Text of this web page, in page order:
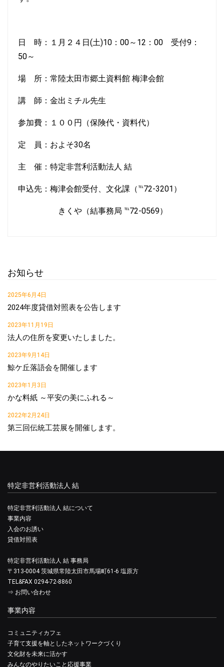
日 時：１月２４日(土)10：00～12：00 受付9：
50～
場 所：常陸太田市郷土資料館 梅津会館
講 師：金出ミチル先生
参加費：１００円（保険代・資料代）
定 員：およそ30名
主 催：特定非営利活動法人 結
申込先：梅津会館受付、文化課（℡72-3201）
きくや（結事務局 ℡72-0569）
お知らせ
2025年6月4日
2024年度貸借対照表を公告します
2023年11月19日
法人の住所を変更いたしました。
2023年9月14日
鯨ケ丘落語会を開催します
2023年1月3日
かな料紙 ～平安の美にふれる～
2022年2月24日
第三回伝統工芸展を開催します。
特定非営利活動法人 結
特定非営利活動法人 結について
事業内容
入会のお誘い
貸借対照表
特定非営利活動法人 結 事務局
〒313-0004 茨城県常陸太田市馬場町61-6 塩原方
TEL&FAX 0294-72-8860
⇒ お問い合わせ
事業内容
コミュニティカフェ
子育て支援を軸としたネットワークづくり
文化財を未来に活かす
みんなのやりたいこと応援事業